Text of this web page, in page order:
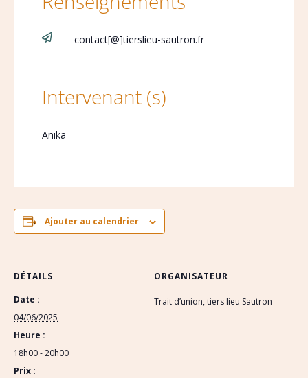
 contact[@]tierslieu-sautron.fr
Intervenant (s)
Anika
Ajouter au calendrier
DÉTAILS
Date :
04/06/2025
Heure :
18h00 - 20h00
Prix :
ORGANISATEUR
Trait d’union, tiers lieu Sautron